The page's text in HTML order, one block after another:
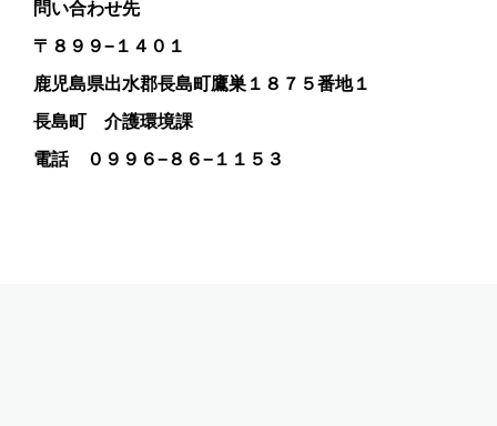
問い合わせ先
〒８９９−１４０１
鹿児島県出水郡長島町鷹巣１８７５番地１
長島町 介護環境課
電話 ０９９６−８６−１１５３